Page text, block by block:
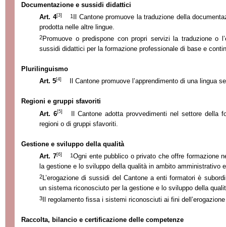
Documentazione e sussidi didattici
Art. 4[3] 1
Il Cantone promuove la traduzione della
prodotta nelle altre lingue.
2Promuove o predispone con propri servizi la traduzione o
sussidi didattici per la formazione professionale di base e
Plurilinguismo
Art. 5[4] Il Cantone promuove l’apprendimento di una lingua
Regioni e gruppi sfavoriti
Art. 6[5]
Il Cantone adotta provvedimenti nel settore della
regioni o di gruppi sfavoriti.
Gestione e sviluppo della qualità
Art. 7[6] 1Ogni ente pubblico o privato che offre formazione
la gestione e lo sviluppo della qualità in ambito amministrativo
2 L’erogazione di sussidi del Cantone a enti formatori è
un sistema riconosciuto per la gestione e lo sviluppo della
3Il regolamento fissa i sistemi riconosciuti ai fini
Raccolta, bilancio e certificazione delle competenze